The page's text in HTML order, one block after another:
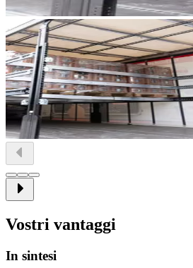
Vostri vantaggi
In sintesi